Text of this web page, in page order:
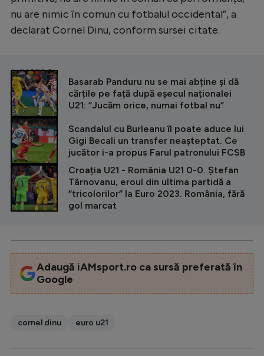
nu are nimic în comun cu fotbalul occidental”, a
declarat Cornel Dinu, conform sursei citate.
CITEȘTE ȘI
Basarab Panduru nu se mai abține și dă
cărțile pe față după eșecul naționalei
U21: ”Jucăm orice, numai fotbal nu”
Scandalul cu Burleanu îl poate aduce lui
Gigi Becali un transfer neașteptat. Ce
jucător i-a propus Farul patronului FCSB
Croația U21 - România U21 0-0. Ștefan
Târnovanu, eroul din ultima partidă a
”tricolorilor” la Euro 2023. România, fără
gol marcat
Adaugă iAMsport.ro ca sursă preferată în
Google
cornel dinu euro u21